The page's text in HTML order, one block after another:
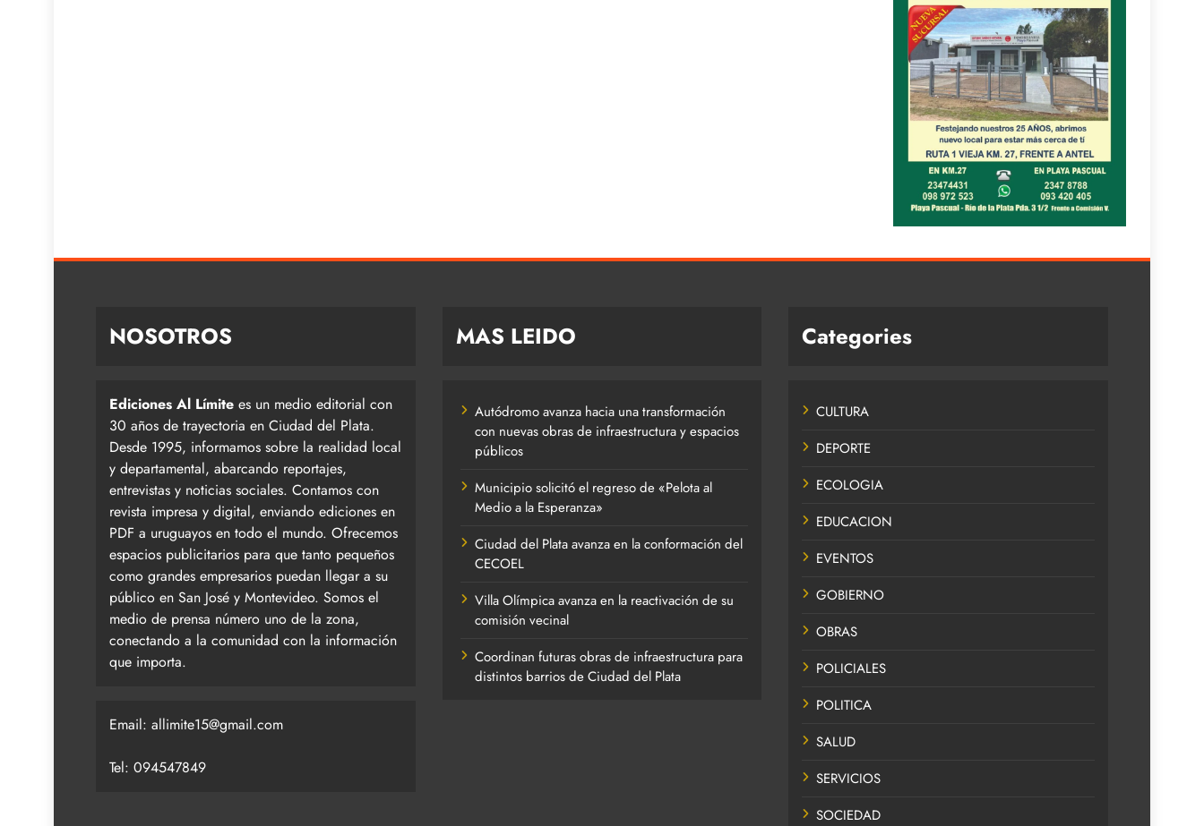
NOSOTROS
Ediciones Al Límite es un medio editorial con
30 años de trayectoria en Ciudad del Plata.
Desde 1995, informamos sobre la realidad local
y departamental, abarcando reportajes,
entrevistas y noticias sociales. Contamos con
revista impresa y digital, enviando ediciones en
PDF a uruguayos en todo el mundo. Ofrecemos
espacios publicitarios para que tanto pequeños
como grandes empresarios puedan llegar a su
público en San José y Montevideo. Somos el
medio de prensa número uno de la zona,
conectando a la comunidad con la información
que importa.
Email: allimite15@gmail.com
Tel: 094547849
MAS LEIDO
Autódromo avanza hacia una transformación
con nuevas obras de infraestructura y espacios
públicos
Municipio solicitó el regreso de «Pelota al
Medio a la Esperanza»
Ciudad del Plata avanza en la conformación del
CECOEL
Villa Olímpica avanza en la reactivación de su
comisión vecinal
Coordinan futuras obras de infraestructura para
distintos barrios de Ciudad del Plata
Categories
CULTURA
DEPORTE
ECOLOGIA
EDUCACION
EVENTOS
GOBIERNO
OBRAS
POLICIALES
POLITICA
SALUD
SERVICIOS
SOCIEDAD